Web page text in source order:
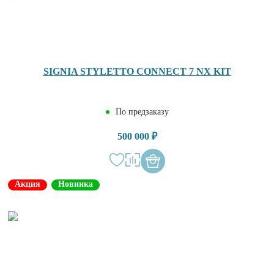
SIGNIA STYLETTO CONNECT 7 NX KIT
По предзаказу
500 000 ₽
Акция Новинка